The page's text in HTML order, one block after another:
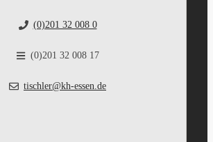
(0)201 32 008 0
(0)201 32 008 17
tischler@kh-essen.de